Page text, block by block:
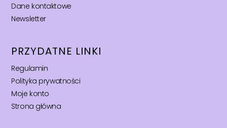
Dane kontaktowe
Newsletter
PRZYDATNE LINKI
Regulamin
Polityka prywatności
Moje konto
Strona główna